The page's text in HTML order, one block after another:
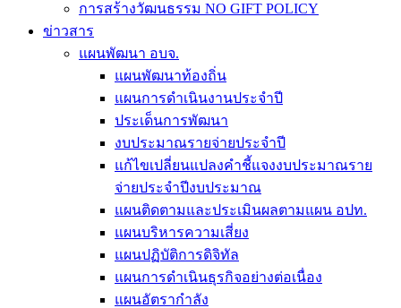
การสร้างวัฒนธรรม NO GIFT POLICY
ข่าวสาร
แผนพัฒนา อบจ.
แผนพัฒนาท้องถิ่น
แผนการดำเนินงานประจำปี
ประเด็นการพัฒนา
งบประมาณรายจ่ายประจำปี
แก้ไขเปลี่ยนแปลงคำชี้แจงงบประมาณราย
จ่ายประจำปีงบประมาณ
แผนติดตามและประเมินผลตามแผน อปท.
แผนบริหารความเสี่ยง
แผนปฏิบัติการดิจิทัล
แผนการดำเนินธุรกิจอย่างต่อเนื่อง
แผนอัตรากำลัง